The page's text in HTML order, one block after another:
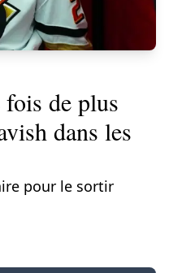
de plus
dans les
pour le sortir